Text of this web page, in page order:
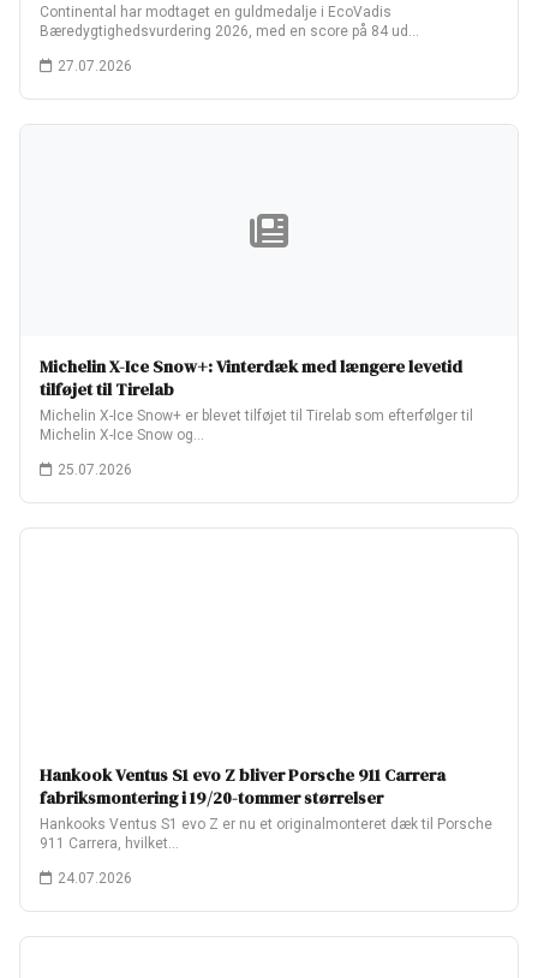
Continental har modtaget en guldmedalje i EcoVadis
Bæredygtighedsvurdering 2026, med en score på 84 ud…
27.07.2026
Michelin X-Ice Snow+: Vinterdæk med længere levetid
tilføjet til Tirelab
Michelin X-Ice Snow+ er blevet tilføjet til Tirelab som efterfølger til
Michelin X-Ice Snow og…
25.07.2026
Hankook Ventus S1 evo Z bliver Porsche 911 Carrera
fabriksmontering i 19/20-tommer størrelser
Hankooks Ventus S1 evo Z er nu et originalmonteret dæk til Porsche
911 Carrera, hvilket…
24.07.2026